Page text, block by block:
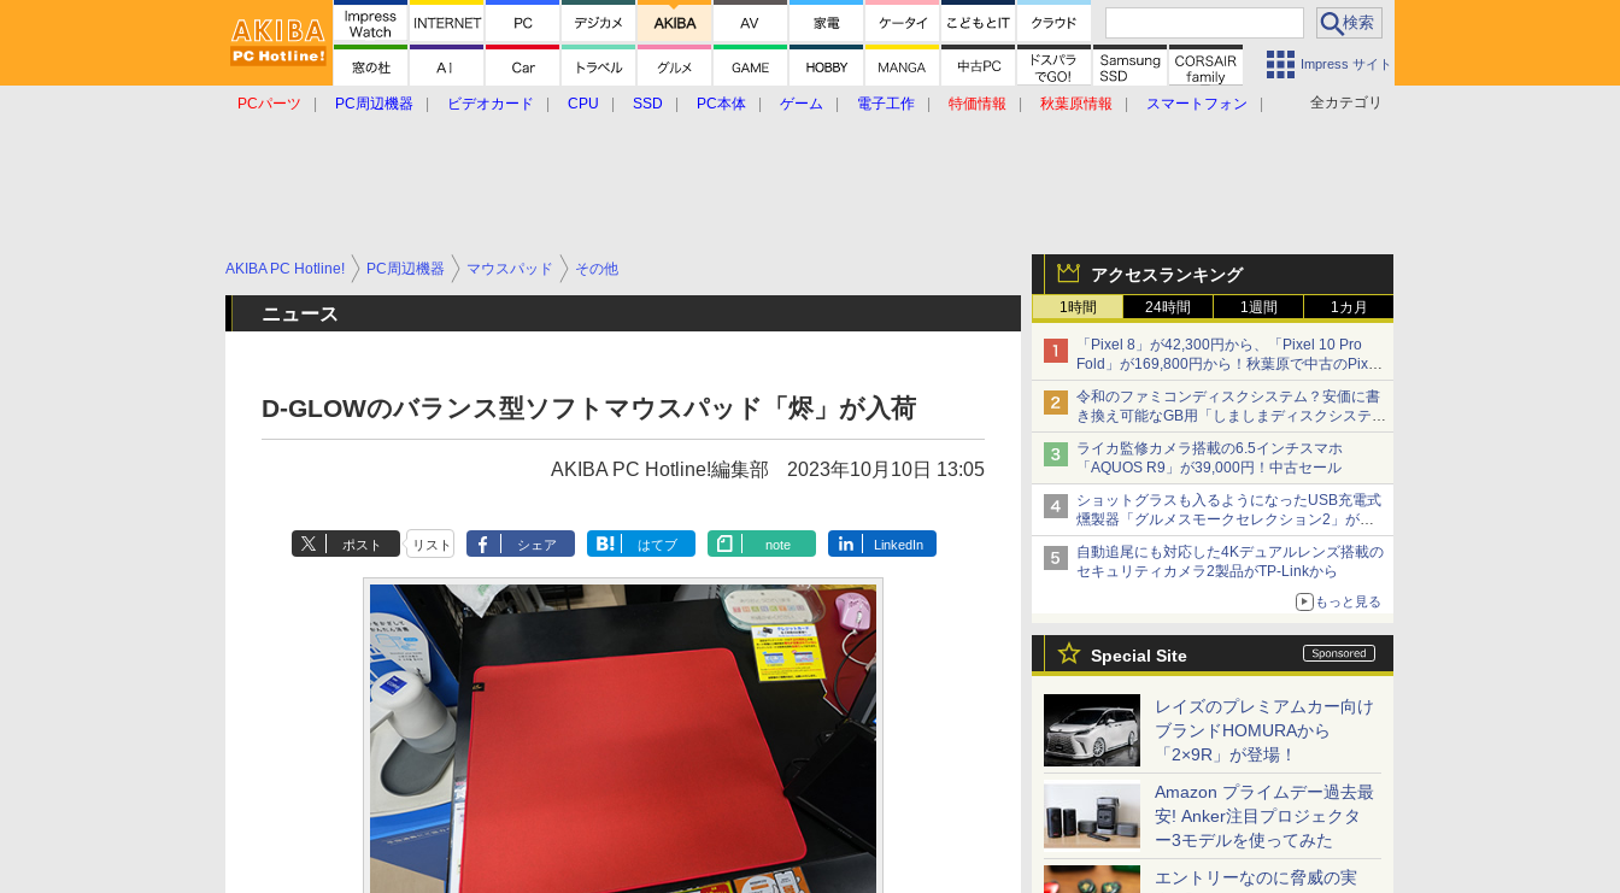
Impress サイト
全カテゴリ
PCパーツ PC周辺機器 ビデオカード CPU SSD PC本体 ゲーム 電子工作 特価情報 秋葉原情報
スマートフォン
アクセスランキング
1時間 24時間 1週間 1カ月
「Pixel 8」が42,300円から、「Pixel 10 Pro
Fold」が169,800円から！秋葉原で中古のPixel
シリーズがお買い得
令和のファミコンディスクシステム？安価に書
き換え可能なGB用「しましまディスクシステ
ム」
ライカ監修カメラ搭載の6.5インチスマホ
「AQUOS R9」が39,000円！中古セール
ショットグラスも入るようになったUSB充電式
燻製器「グルメスモークセレクション2」がサ
ンコーから
自動追尾にも対応した4Kデュアルレンズ搭載の
セキュリティカメラ2製品がTP-Linkから
もっと見る
Special Site
レイズのプレミアムカー向け
ブランドHOMURAから
「2×9R」が登場！
Amazon プライムデー過去最
安! Anker注目プロジェクタ
ー3モデルを使ってみた
エントリーなのに脅威の実
AKIBA PC Hotline! PC周辺機器 マウスパッド その他
ニュース
D-GLOWのバランス型ソフトマウスパッド「烬」が入荷
AKIBA PC Hotline!編集部 2023年10月10日 13:05
ポスト リスト シェア はてブ note LinkedIn